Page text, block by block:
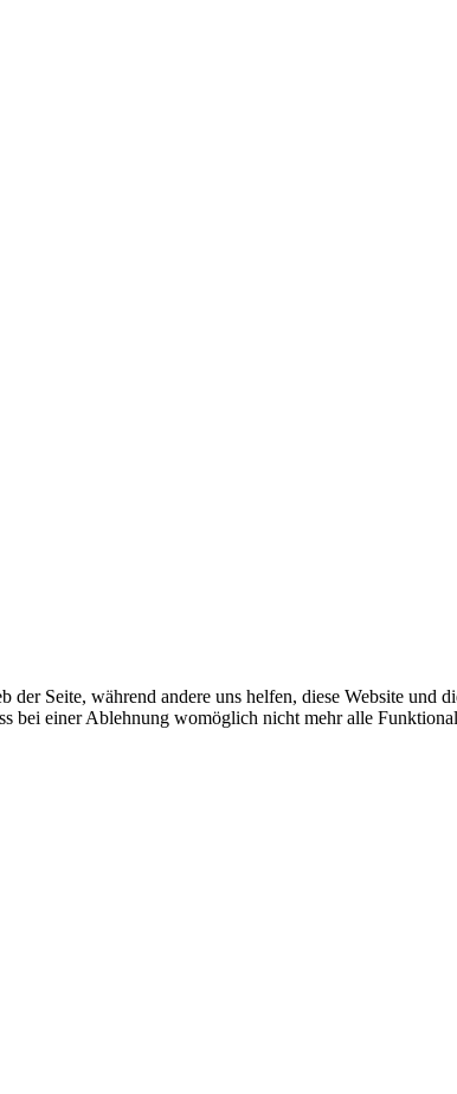
Seite, während andere uns helfen, diese Website und
bei einer Ablehnung womöglich nicht mehr alle